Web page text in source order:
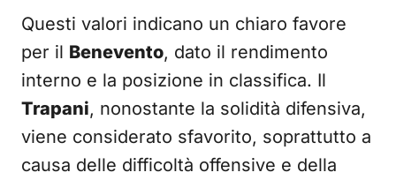
Questi valori indicano un chiaro favore
per il Benevento, dato il rendimento
interno e la posizione in classifica. Il
Trapani, nonostante la solidità difensiva,
viene considerato sfavorito, soprattutto a
causa delle difficoltà offensive e della